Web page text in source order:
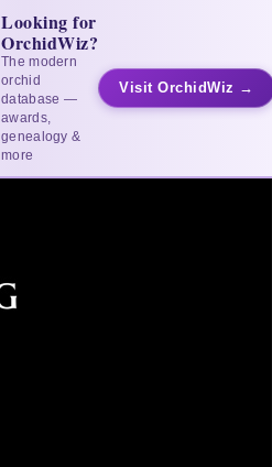
Looking for
OrchidWiz?
The modern
orchid
database —
awards,
genealogy &
more
Visit OrchidWiz →